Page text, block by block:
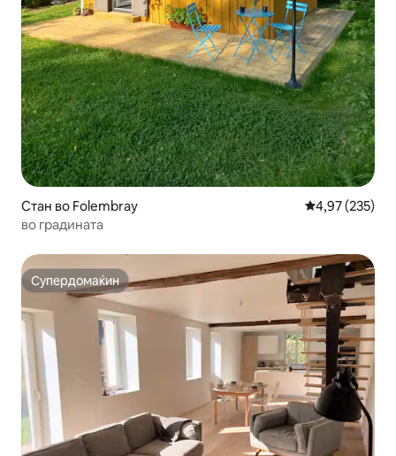
Стан во Folembray Просечна
4,97 (235)
во градината
Супердомаќин
Супердомаќин